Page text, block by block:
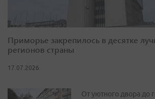
Приморье закрепилось в десятке
регионов страны
17.07.2026
От уютного двора до